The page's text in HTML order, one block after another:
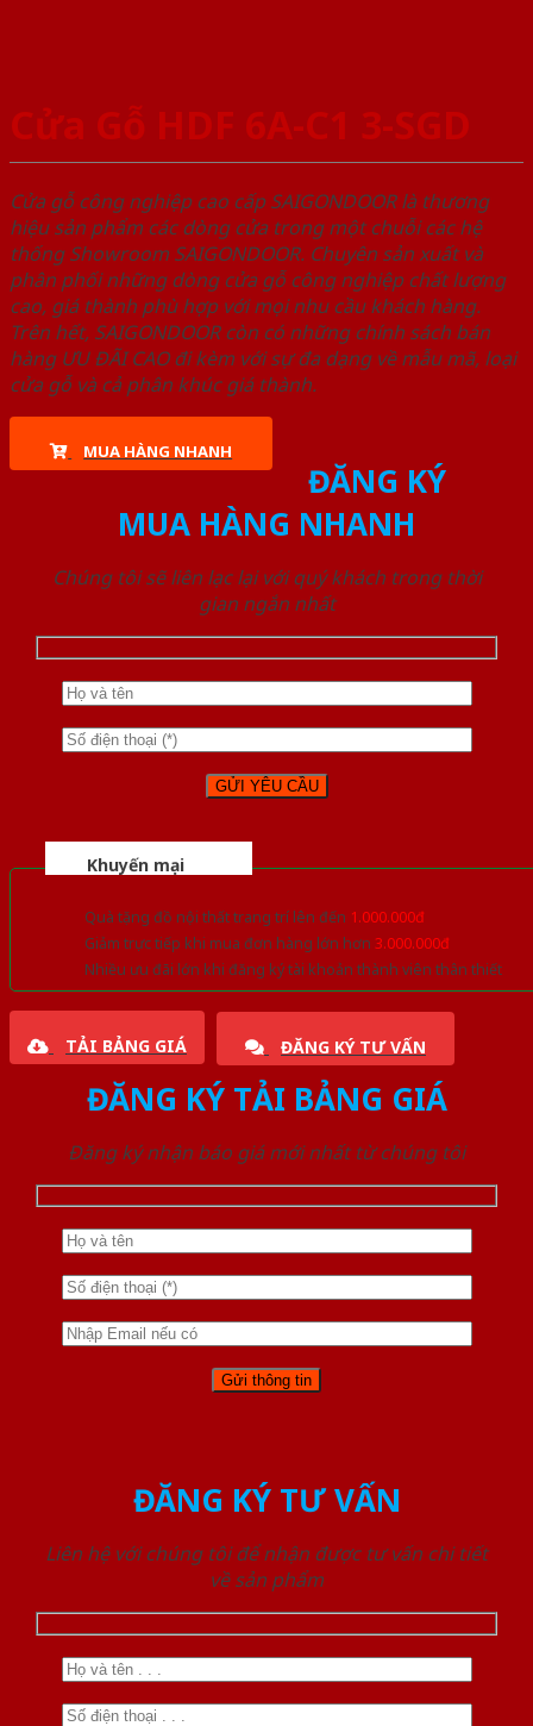
Cửa Gỗ HDF 6A-C1 3-SGD
Cửa gỗ công nghiệp cao cấp SAIGONDOOR là thương
hiệu sản phẩm các dòng cửa trong một chuỗi các hệ
thống Showroom SAIGONDOOR. Chuyên sản xuất và
phân phối những dòng cửa gỗ công nghiệp chất lượng
cao, giá thành phù hợp với mọi nhu cầu khách hàng.
Trên hết, SAIGONDOOR còn có những chính sách bán
hàng ƯU ĐÃI CAO đi kèm với sự đa dạng về mẫu mã, loại
cửa gỗ và cả phân khúc giá thành.
MUA HÀNG NHANH
ĐĂNG KÝ
MUA HÀNG NHANH
Chúng tôi sẽ liên lạc lại với quý khách trong thời
gian ngắn nhất
Khuyến mại
Quà tặng đồ nội thất trang trí lên đến 1.000.000đ
Giảm trực tiếp khi mua đơn hàng lớn hơn 3.000.000đ
Nhiều ưu đãi lớn khi đăng ký tài khoản thành viên thân thiết
TẢI BẢNG GIÁ ĐĂNG KÝ TƯ VẤN
ĐĂNG KÝ TẢI BẢNG GIÁ
Đăng ký nhận báo giá mới nhất từ chúng tôi
ĐĂNG KÝ TƯ VẤN
Liên hệ với chúng tôi để nhận được tư vấn chi tiết
về sản phẩm